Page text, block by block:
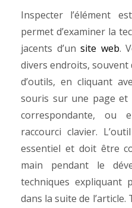
Inspecter l’élément
permet d’examiner la
jacents d’un site web.
divers endroits, souvent
d’outils, en cliquant
souris sur une page et
correspondante, ou
raccourci clavier.
essentiel et doit être
main pendant le
techniques expliquant
dans la suite de